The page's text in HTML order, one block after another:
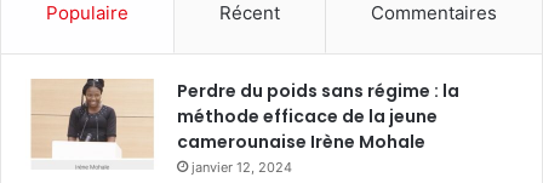
Populaire Récent Commentaires
Perdre du poids sans régime : la
méthode efficace de la jeune
camerounaise Irène Mohale
janvier 12, 2024